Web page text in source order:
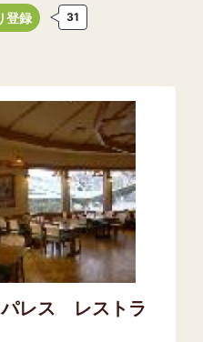
登録 31
パレス レストラ